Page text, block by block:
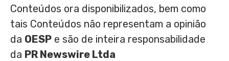
Conteúdos ora disponibilizados, bem como
tais Conteúdos não representam a opinião
da OESP e são de inteira responsabilidade
da PR Newswire Ltda